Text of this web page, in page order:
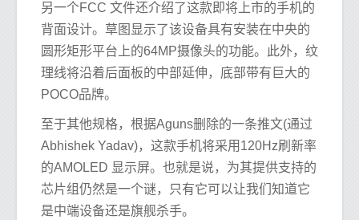
另一个FCC 文件还介绍了这款即将上市的手机的
背面设计。草图显示了该设备具有安装在中央的
圆形矩形平台上的64MP摄像头的功能。此外，纹
理线将沿着后面板的中部延伸，底部带有巨大的
POCO品牌。
至于其他规格，根据Aguns删除的一条推文(通过
Abhishek Yadav)，这款手机将采用120Hz刷新率
的AMOLED 显示屏。也就是说，为其提供支持的
芯片组仍然是一个谜，只有它可以让我们知道它
是中端设备还是旗舰杀手。